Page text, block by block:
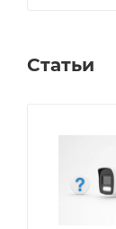
Статьи